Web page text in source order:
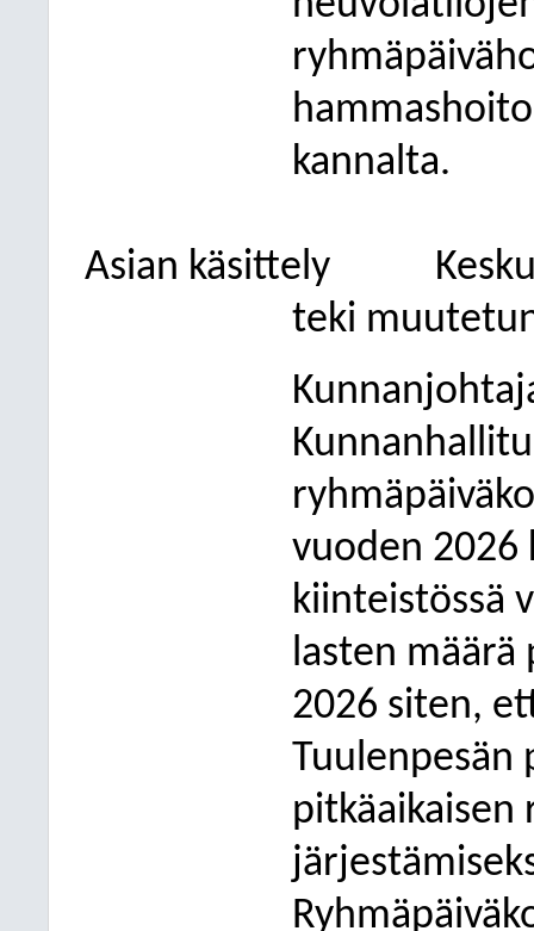
kannalta.
Asian käsittely
teki
vuoden 2026
kiinteistössä
lasten määrä
2026 siten,
Tuulenpesän
pitkäaikaisen